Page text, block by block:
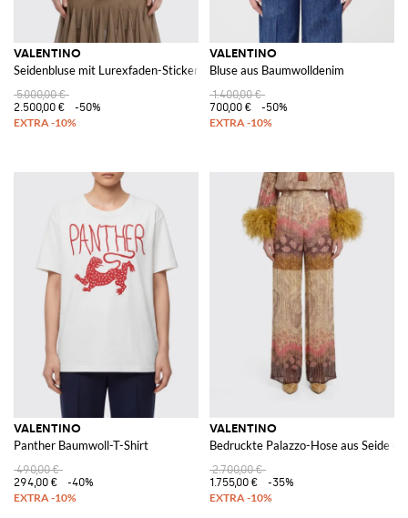
VALENTINO
Seidenbluse mit Lurexfaden-Stickerei
5.000,00 €
2.500,00 €
-50%
VALENTINO
Bluse aus Baumwolldenim
1.400,00 €
700,00 €
-50%
VALENTINO
Panther Baumwoll-T-Shirt
490,00 €
294,00 €
-40%
VALENTINO
Bedruckte Palazzo-Hose aus Seide
2.700,00 €
1.755,00 €
-35%